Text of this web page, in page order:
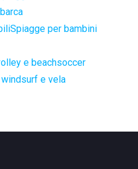
Spiagge per bambini
e beachsoccer
e vela